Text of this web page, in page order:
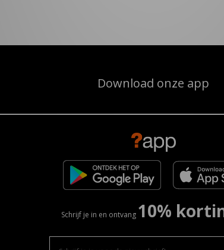
Download onze app
Schrijf je in en ontvang 10%